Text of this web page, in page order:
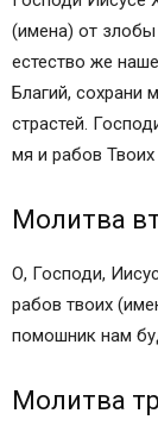
МОЛИТВЫ
ПОМОЩИ
Молитвы,
Молитвы,
Иные
Молитва
Спаситель
Молитвы
Молитва
(имена) от злобы
естество же
Благий, сохрани
страстей.
мя и рабов
Молитва
О, Господи,
рабов твоих
помошник нам
Молитва